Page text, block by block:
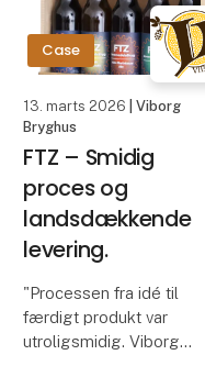
explore food printing
technology presented
by IM
Case
13. marts 2026
| Viborg
Bryghus
FTZ – Smidig
proces og
landsdækkende
levering.
"Processen fra idé til
færdigt produkt var
utroligsmidig. Viborg